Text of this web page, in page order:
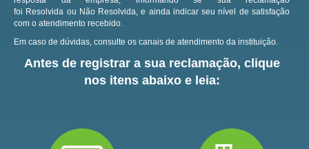
foi Resolvida ou Não Resolvida, e ainda indicar seu nível de satisfação
com o atendimento recebido.
Em caso de dúvidas, consulte os canais de atendimento da instituição.
Antes de registrar a sua reclamação, clique
nos itens abaixo e leia: